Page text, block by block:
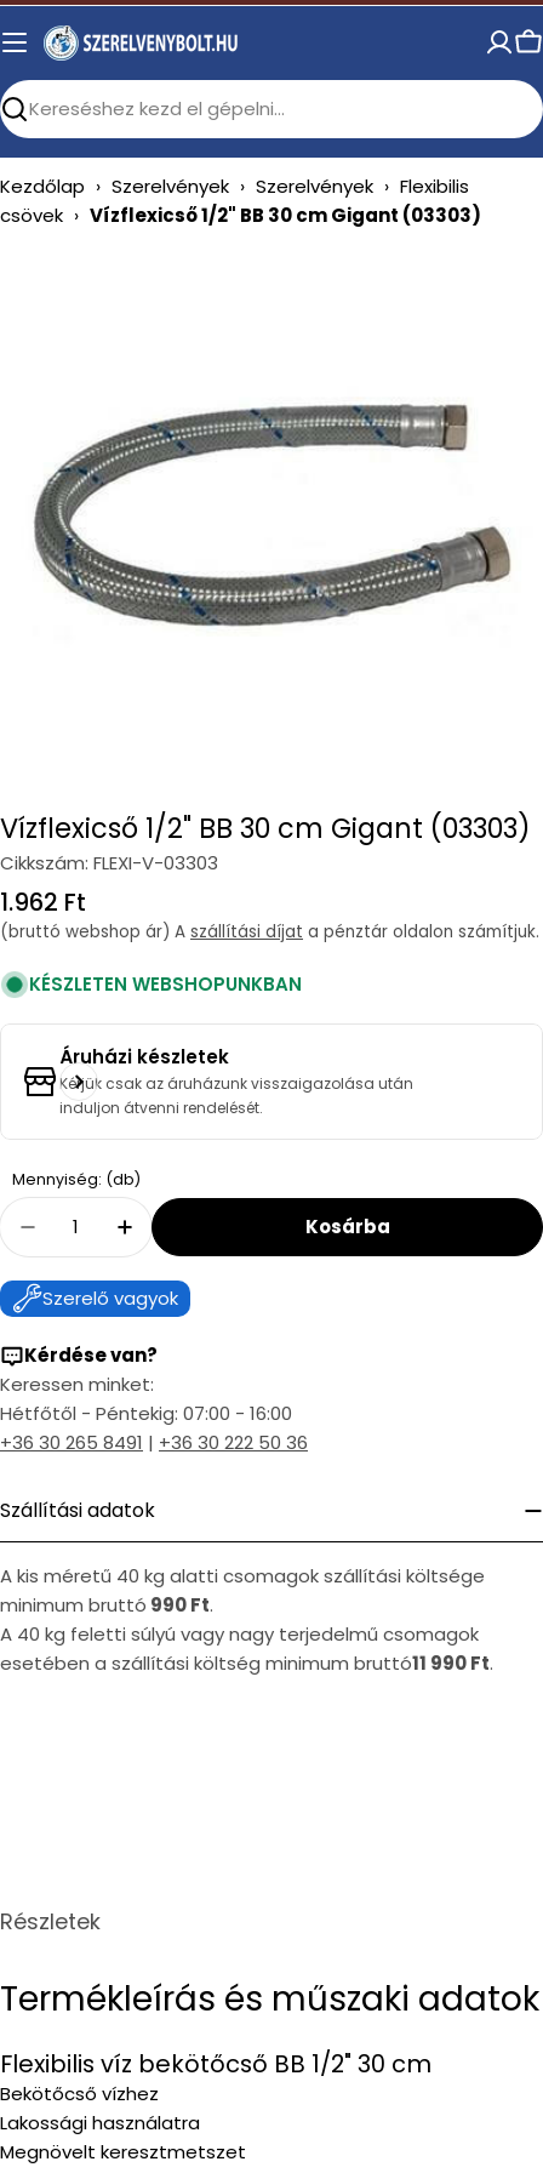
Skip
to
Search
Kezdőlap › Szerelvények › Szerelvények › Flexibilis
csövek › Vízflexicső 1/2" BB 30 cm Gigant (03303)
media 0 in modal
Vízflexicső 1/2" BB 30 cm Gigant (03303)
Cikkszám: FLEXI-V-03303
Regular
price
1.962 Ft
(bruttó webshop ár) A szállítási díjat a pénztár oldalon számítjuk.
KÉSZLETEN WEBSHOPUNKBAN
Áruházi készletek
Kérjük csak az áruházunk visszaigazolása után
induljon átvenni rendelését.
Mennyiség: (db)Quantity
Decrease Quantity For Vízflexicső 1/
Increase Quantity For Vízflexicső 1/
Kosárba
Szerelő vagyok
Kérdése van?
Keressen minket:
Hétfőtől - Péntekig: 07:00 - 16:00
+36 30 265 8491 | +36 30 222 50 36
Szállítási adatok
A kis méretű 40 kg alatti csomagok szállítási költsége
minimum bruttó 990 Ft.
A 40 kg feletti súlyú vagy nagy terjedelmű csomagok
esetében a szállítási költség minimum bruttó11 990 Ft.
Részletek
Termékleírás és műszaki adatok
Flexibilis víz bekötőcső BB 1/2" 30 cm
Bekötőcső vízhez
Lakossági használatra
Megnövelt keresztmetszet